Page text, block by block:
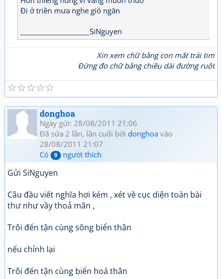
Đi ở triền mưa nghe gió ngân
____________________SiNguyen
Xin xem chữ bằng con mắt trái tim
Đừng đo chữ bằng chiều dài đường ruột
☆
☆
☆
☆
☆
donghoa
Ngày gửi: 28/08/2011 21:06
Đã sửa 2 lần, lần cuối bởi donghoa vào
28/08/2011 21:07
Có
9 người thích
Gửi SiNguyen
Câu đầu viết nghĩa hơi kém , xét về cục diện toàn bài
thư như vầy thoả mãn ,
Trôi đến tận cùng sông biển thân
nếu chỉnh lại
Trôi đến tận cùng biển hoá thân